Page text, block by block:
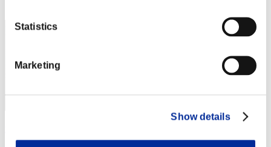
Statistics
Marketing
Show details